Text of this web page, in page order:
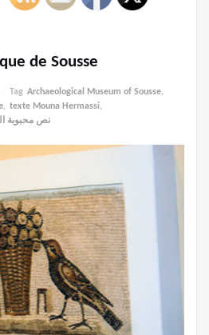
de Sousse
Tag Archaeological Museum of Sousse,
, texte Mouna Hermassi,
نص محبوبة